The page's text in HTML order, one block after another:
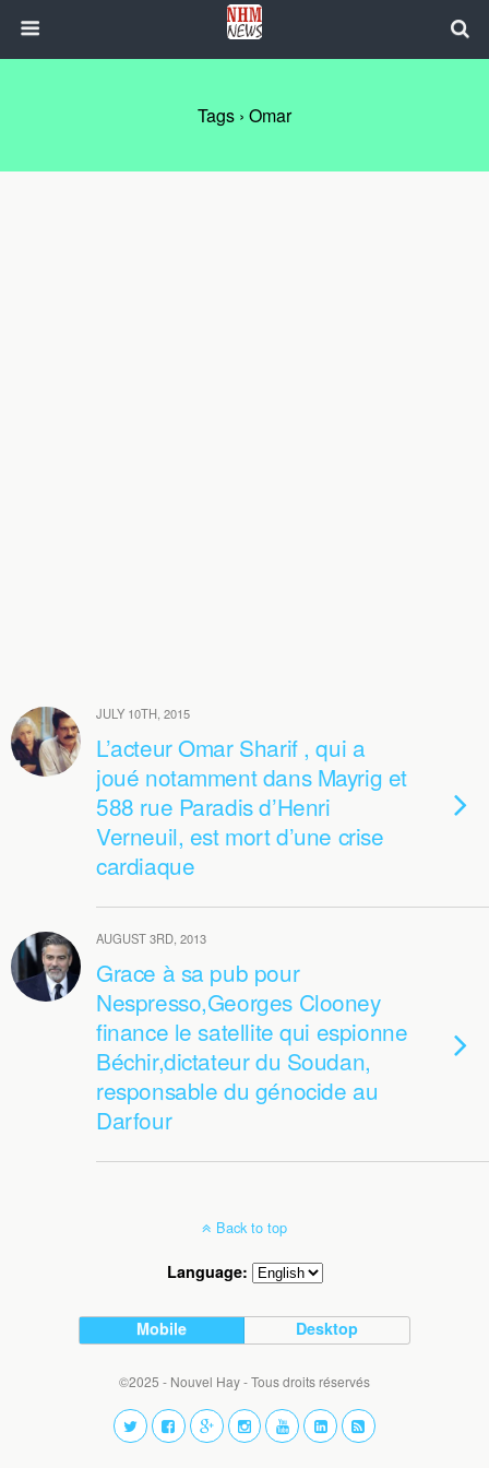
Tags › Omar
JULY 10TH, 2015
L’acteur Omar Sharif , qui a
joué notamment dans Mayrig et
588 rue Paradis d’Henri
Verneuil, est mort d’une crise
cardiaque
AUGUST 3RD, 2013
Grace à sa pub pour
Nespresso,Georges Clooney
finance le satellite qui espionne
Béchir,dictateur du Soudan,
responsable du génocide au
Darfour
Back to top
Language:
Mobile Desktop
©2025 - Nouvel Hay - Tous droits réservés